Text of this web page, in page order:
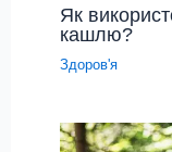
Як
кашлю?
Здоров'я